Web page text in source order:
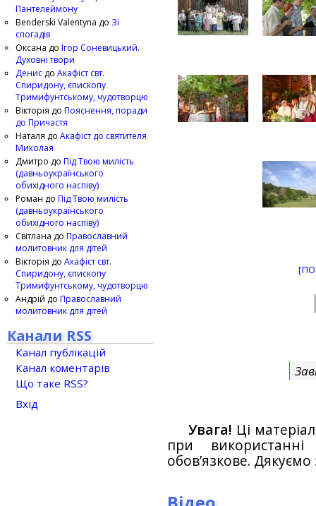
Увага! Ці
при
обов’язкове.
Пантелеймону
Benderski Valentyna до Зі
спогадів
Оксана до Ігор Соневицький.
Духовні твори
Денис до Акафіст свт.
Спиридону, єпископу
Тримифунтському, чудотворцю
Вікторія до Пояснення, поради
до Причастя
Наталя до Акафіст до святителя
Миколая
Дмитро до Під Твою милість
(давньоукраїнського
обихідного наспіву)
Роман до Під Твою милість
(давньоукраїнського
обихідного наспіву)
Світлана до Православний
молитовник для дітей
Вікторія до Акафіст свт.
Спиридону, єпископу
Тримифунтському, чудотворцю
Андрій до Православний
молитовник для дітей
Канали RSS
Канал публікацій
Канал коментарів
Що таке RSS?
Вхід